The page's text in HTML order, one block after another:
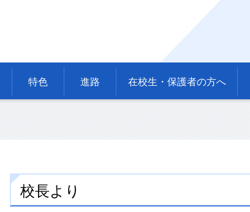
特色 進路 在校生・保護者の方へ
校長より